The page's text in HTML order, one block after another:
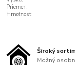
Priemer:
Hmotnost:
Široký
Možný